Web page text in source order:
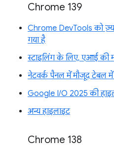
Chrome 139
Chrome DevTools को
गया है
स्टाइलिंग के लिए, एआई की
नेटवर्क पैनल में मौजूद टेबल में
Google I/O 2025 की
अन्य हाइलाइट
Chrome 138